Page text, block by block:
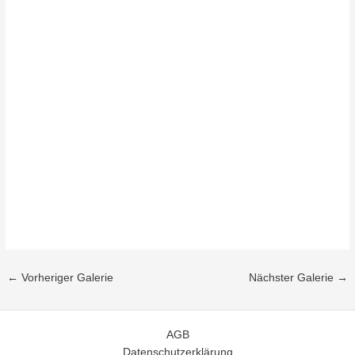
← Vorheriger Galerie Nächster Galerie →
AGB
Datenschutzerklärung